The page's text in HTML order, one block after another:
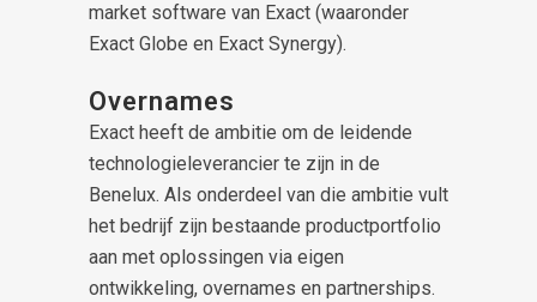
market software van Exact (waaronder
Exact Globe en Exact Synergy).
Overnames
Exact heeft de ambitie om de leidende
technologieleverancier te zijn in de
Benelux. Als onderdeel van die ambitie vult
het bedrijf zijn bestaande productportfolio
aan met oplossingen via eigen
ontwikkeling, overnames en partnerships.